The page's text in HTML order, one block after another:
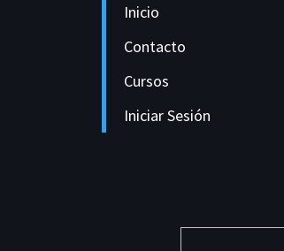
Inicio
Contacto
Cursos
Iniciar Sesión